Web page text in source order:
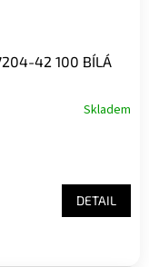
42 100 BÍLÁ
Skladem
DETAIL